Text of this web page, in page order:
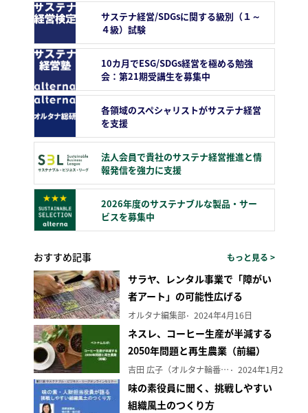
サステナ経営/SDGsに関する級別（１～
４級）試験
10カ月でESG/SDGs経営を極める勉強
会：第21期受講生を募集中
各領域のスペシャリストがサステナ経営
を支援
法人会員で貴社のサステナ経営推進と情
報発信を強力に支援
2026年度のサステナブルな製品・サー
ビスを募集中
おすすめ記事 もっと見る >
サラヤ、レンタル事業で「障がい
者アート」の可能性広げる
オルタナ編集部 2024年4月16日
ネスレ、コーヒー生産が半減する
2050年問題と再生農業（前編）
吉田 広子（オルタナ輪番編集長） 2024年1月29日
味の素役員に聞く、挑戦しやすい
組織風土のつくり方